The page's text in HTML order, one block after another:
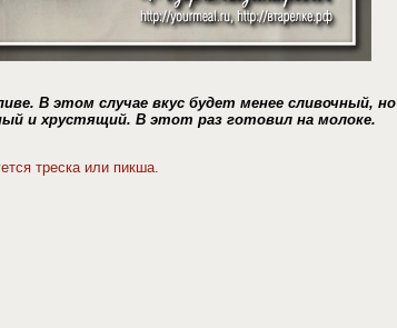
В этом случае вкус будет менее сливочный, но
и хрустящий. В этот раз готовил на молоке.
треска или пикша.